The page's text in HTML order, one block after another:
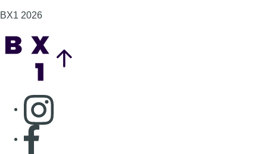
BX1 2026
Consulter page Instagram
Consulter page Facebook